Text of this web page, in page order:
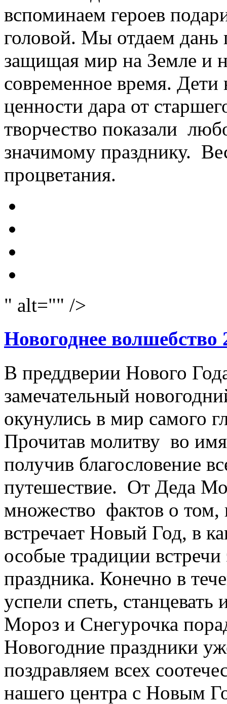
вспоминаем героев
головой. Мы отдаем дань
защищая мир на Земле и
современное время.
ценности дара от
творчество показали
значимому празднику.
процветания.
" alt="" />
Новогоднее волшебство
В преддверии Нового
замечательный
окунулись в мир самого
Прочитав молитву во
получив благословение
путешествие. От Деда
множество фактов о
встречает Новый Год, в
особые традиции встречи
праздника. Конечно в
успели спеть, станцевать
Мороз и Снегурочка
Новогодние праздники
поздравляем всех
нашего центра с Новым